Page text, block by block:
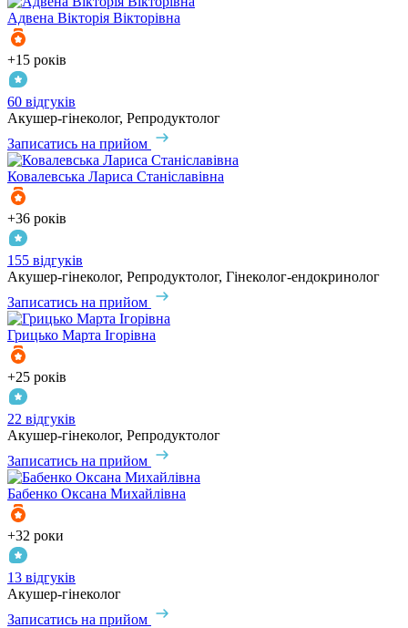
Адвена Вікторія Вікторівна
+15 років
60 відгуків
Акушер-гінеколог, Репродуктолог
Записатись на прийом
Ковалевська Лариса Станіславівна
+36 років
155 відгуків
Акушер-гінеколог, Репродуктолог, Гінеколог-ендокринолог
Записатись на прийом
Грицько Марта Ігорівна
+25 років
22 відгуків
Акушер-гінеколог, Репродуктолог
Записатись на прийом
Бабенко Оксана Михайлівна
+32 роки
13 відгуків
Акушер-гінеколог
Записатись на прийом